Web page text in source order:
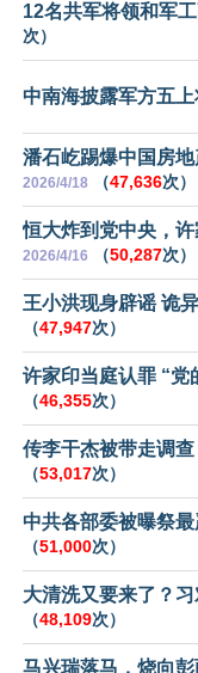
12名共军将领和军
次）
中南海披露军方五
潘石屹踢爆中国房
2026/4/18 （47,636次）
恒大炸到党中央，
2026/4/16 （50,287次）
王小洪现身辟谣 诡
（47,947次）
许家印当庭认罪 “党
（46,355次）
传李干杰被带走调
（53,017次）
中共各部委被曝祭
（51,000次）
大清洗又要来了？
（48,109次）
马兴瑞落马，烧向